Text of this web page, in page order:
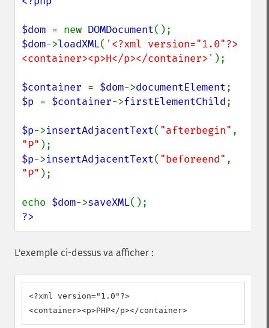
$dom = new DOMDocument
$dom->loadXML( '<?xml version="1.0"?>
<container><p>H</p></container>' );
$container = $dom->documentElement
$p = $container->firstElementChild;
$p->insertAdjacentText( "afterbegin"
"P"
$p->insertAdjacentText( "beforeend"
"P" );
echo $dom->saveXML
?>
L'exemple ci-dessus va afficher :
<?xml version="1.0"?>
<container><p>PHP</p></container>